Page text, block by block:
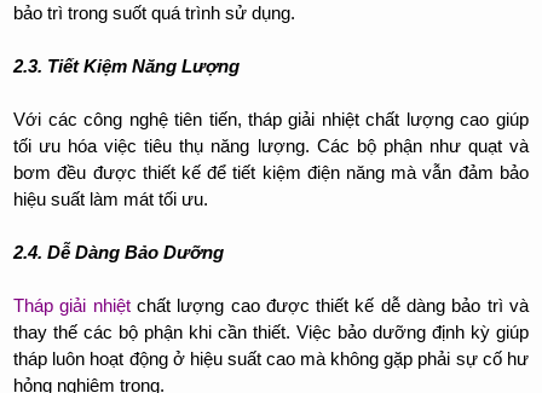
bảo trì trong suốt quá trình sử dụng.
2.3. Tiết Kiệm Năng Lượng
Với các công nghệ tiên tiến, tháp giải nhiệt chất lượng cao giúp
tối ưu hóa việc tiêu thụ năng lượng. Các bộ phận như quạt và
bơm đều được thiết kế để tiết kiệm điện năng mà vẫn đảm bảo
hiệu suất làm mát tối ưu.
2.4. Dễ Dàng Bảo Dưỡng
Tháp giải nhiệtchất lượng cao được thiết kế dễ dàng bảo trì và
thay thế các bộ phận khi cần thiết. Việc bảo dưỡng định kỳ giúp
tháp luôn hoạt động ở hiệu suất cao mà không gặp phải sự cố hư
hỏng nghiêm trọng.